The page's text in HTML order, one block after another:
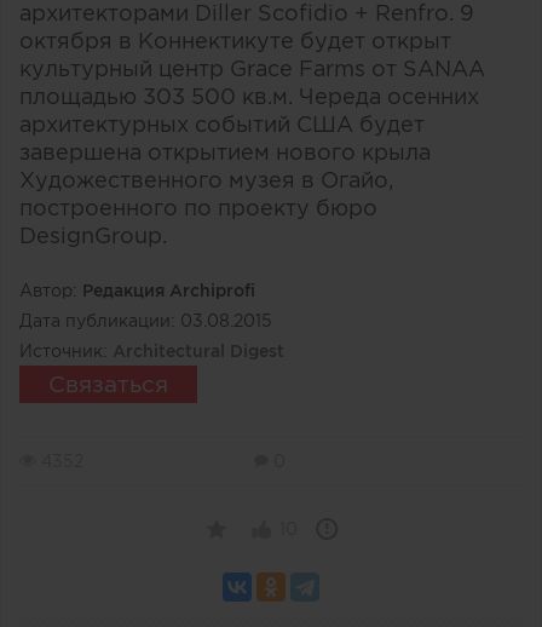
архитекторами Diller Scofidio + Renfro. 9
октября в Коннектикуте будет открыт
культурный центр Grace Farms от SANAA
площадью 303 500 кв.м. Череда осенних
архитектурных событий США будет
завершена открытием нового крыла
Художественного музея в Огайо,
построенного по проекту бюро
DesignGroup.
Автор: Редакция Archiprofi
Дата публикации: 03.08.2015
Источник: Architectural Digest
Связаться